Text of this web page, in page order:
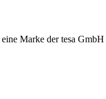
Marke der tesa